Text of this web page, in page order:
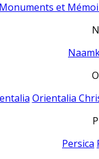
Monuments et
N
O
Orientalia
P
Persica